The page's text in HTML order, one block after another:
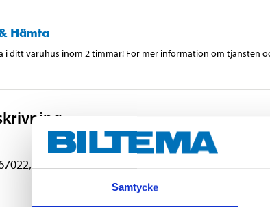
Samtycke
Hämta
i ditt varuhus inom 2 timmar! För mer information om tjänsten
8D0513031A.